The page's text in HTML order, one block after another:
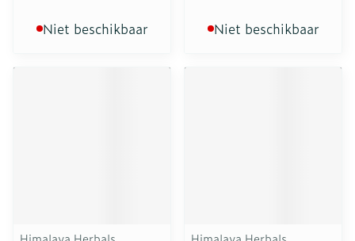
Niet beschikbaar Niet beschikbaar